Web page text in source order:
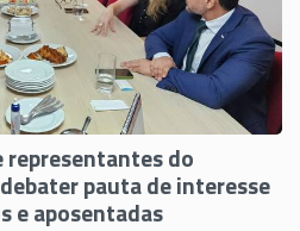
representantes do
pauta de interesse
e aposentadas